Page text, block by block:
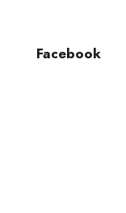
Facebook